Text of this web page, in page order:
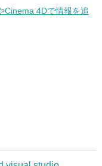
Cinema 4Dで情報を追